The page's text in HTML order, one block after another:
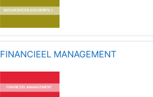
FINANCIEEL MANAGEMENT